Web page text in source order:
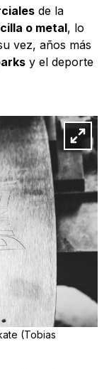
de la
o metal, lo
vez, años más
y el deporte
(Tobias